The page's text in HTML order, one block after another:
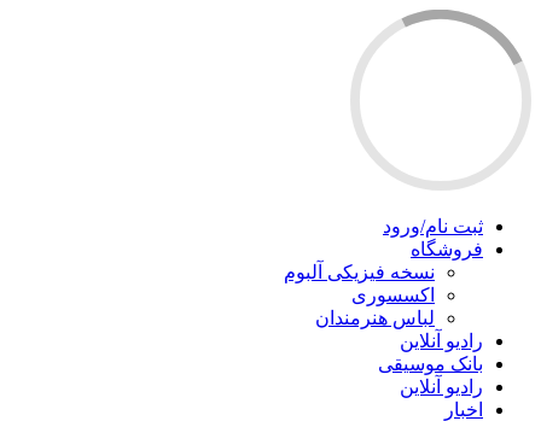
ثبت نام/ورود
فروشگاه
نسخه فیزیکی آلبوم
اکسسوری
لباس هنرمندان
رادیو آنلاین
بانک موسیقی
رادیو آنلاین
اخبار